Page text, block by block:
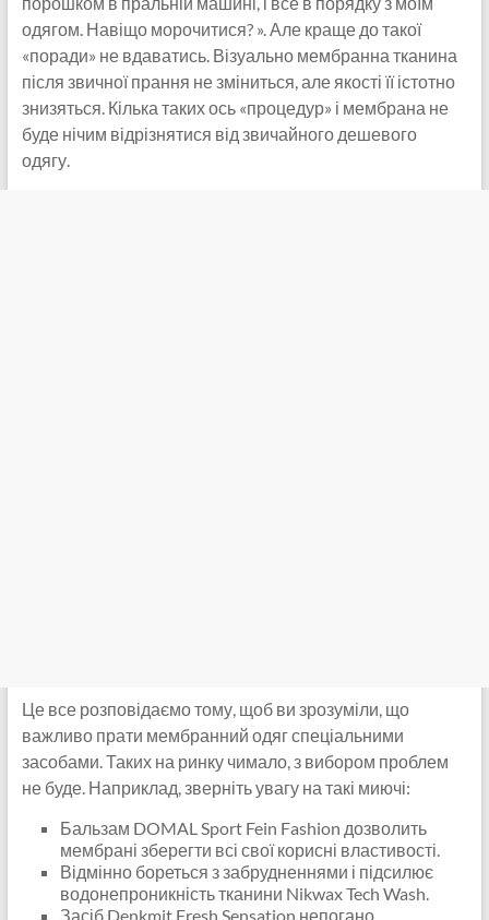
одягом. Навіщо морочитися? ». Але краще до такої
«поради» не вдаватись. Візуально мембранна тканина
після звичної прання не зміниться, але якості її істотно
знизяться. Кілька таких ось «процедур» і мембрана не
буде нічим відрізнятися від звичайного дешевого
одягу.
Це все розповідаємо тому, щоб ви зрозуміли, що
важливо прати мембранний одяг спеціальними
засобами. Таких на ринку чимало, з вибором проблем
не буде. Наприклад, зверніть увагу на такі миючі:
Бальзам DOMAL Sport Fein Fashion дозволить
мембрані зберегти всі свої корисні властивості.
Відмінно бореться з забрудненнями і підсилює
водонепроникність тканини Nikwax Tech Wash.
Засіб Denkmit Fresh Sensation непогано